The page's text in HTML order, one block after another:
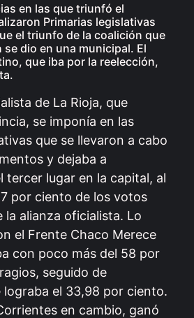
en las que triunfó el
Primarias legislativas
el triunfo de la coalición que
dio en una municipal. El
que iba por la reelección,
de La Rioja, que
se imponía en las
que se llevaron a cabo
y dejaba a
tercer lugar en la capital, al
por ciento de los votos
la alianza oficialista. Lo
el Frente Chaco Merece
con poco más del 58 por
seguido de
lograba el 33,98 por ciento.
en cambio, ganó